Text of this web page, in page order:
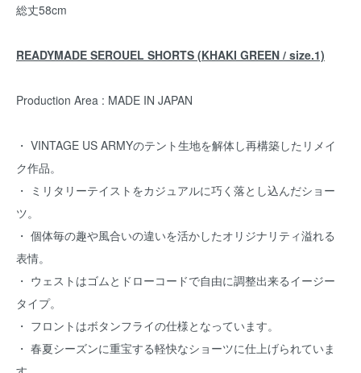
総丈58cm
READYMADE SEROUEL SHORTS (KHAKI GREEN / size.1)
Production Area : MADE IN JAPAN
・ VINTAGE US ARMYのテント生地を解体し再構築したリメイ
ク作品。
・ ミリタリーテイストをカジュアルに巧く落とし込んだショー
ツ。
・ 個体毎の趣や風合いの違いを活かしたオリジナリティ溢れる
表情。
・ ウェストはゴムとドローコードで自由に調整出来るイージー
タイプ。
・ フロントはボタンフライの仕様となっています。
・ 春夏シーズンに重宝する軽快なショーツに仕上げられていま